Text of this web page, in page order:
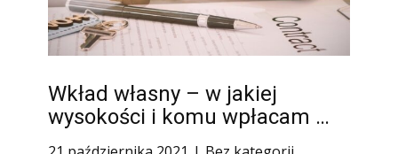
Wkład własny – w jakiej
wysokości i komu wpłacam …